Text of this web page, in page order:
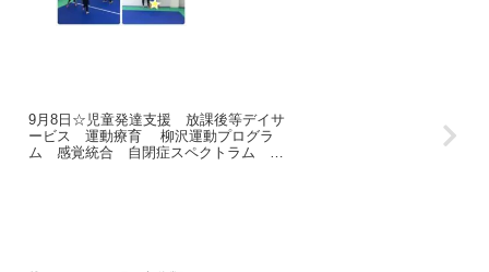
9月8日☆児童発達支援 放課後等デイサ
ービス 運動療育 柳沢運動プログラ
ム 感覚統合 自閉症スペクトラム Ａ